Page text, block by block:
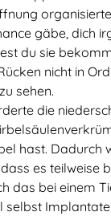
gäbe, dich
du sie
nicht in
sehen.
die
hast. Dadurch
es teilweise
das bei einem
selbst